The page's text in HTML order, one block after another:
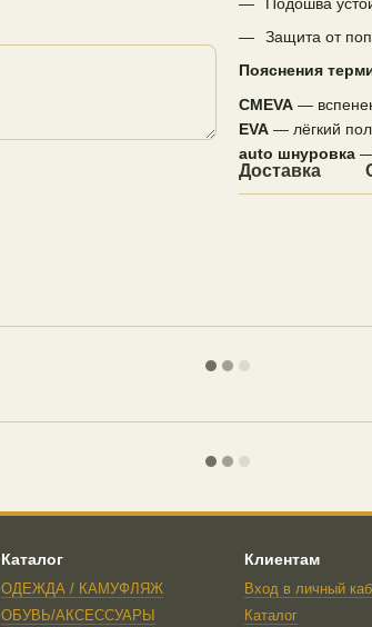
Защита от
Пояснения
CMEVA —
EVA — лёгкий
auto шнуровка —
Доставка
Каталог
ОДЕЖДА / КАМУФЛЯЖ
ОБУВЬ/АКСЕССУАРЫ
Клиентам
Вход в личный
Каталог